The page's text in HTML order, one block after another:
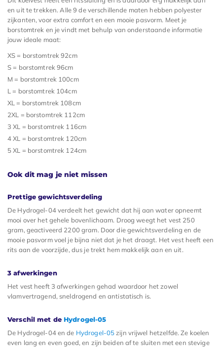
en uit te trekken. Alle 9 de verschillende maten hebben polyester
zijkanten, voor extra comfort en een mooie pasvorm. Meet je
borstomtrek en je vindt met behulp van onderstaande informatie
jouw ideale maat:
XS = borstomtrek 92cm
S = borstomtrek 96cm
M = borstomtrek 100cm
L = borstomtrek 104cm
XL = borstomtrek 108cm
2XL = borstomtrek 112cm
3 XL = borstomtrek 116cm
4 XL = borstomtrek 120cm
5 XL = borstomtrek 124cm
Ook dit mag je niet missen
Prettige gewichtsverdeling
De Hydrogel-04 verdeelt het gewicht dat hij aan water opneemt
mooi over het gehele bovenlichaam. Droog weegt het vest 250
gram, geactiveerd 2200 gram. Door die gewichtsverdeling en de
mooie pasvorm voel je bijna niet dat je het draagt. Het vest heeft een
rits aan de voorzijde, dus je trekt hem makkelijk aan en uit.
3 afwerkingen
Het vest heeft 3 afwerkingen gehad waardoor het zowel
vlamvertragend, sneldrogend en antistatisch is.
Verschil met de Hydrogel-05
De Hydrogel-04 en de Hydrogel-05zijn vrijwel hetzelfde. Ze koelen
even lang en even goed, en zijn beiden af te sluiten met een stevige